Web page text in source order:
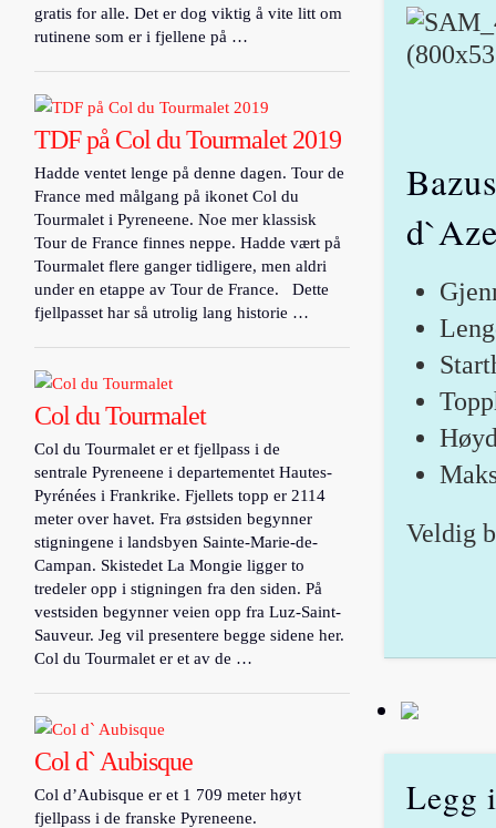
Veldig
Legg
gratis for alle. Det er dog viktig å vite litt om
rutinene som er i fjellene på …
TDF på Col du Tourmalet 2019
Hadde ventet lenge på denne dagen. Tour de
France med målgang på ikonet Col du
Tourmalet i Pyreneene. Noe mer klassisk
Tour de France finnes neppe. Hadde vært på
Tourmalet flere ganger tidligere, men aldri
under en etappe av Tour de France. Dette
fjellpasset har så utrolig lang historie …
Col du Tourmalet
Col du Tourmalet er et fjellpass i de
sentrale Pyreneene i departementet Hautes-
Pyrénées i Frankrike. Fjellets topp er 2114
meter over havet. Fra østsiden begynner
stigningene i landsbyen Sainte-Marie-de-
Campan. Skistedet La Mongie ligger to
tredeler opp i stigningen fra den siden. På
vestsiden begynner veien opp fra Luz-Saint-
Sauveur. Jeg vil presentere begge sidene her.
Col du Tourmalet er et av de …
Col d` Aubisque
Col d’Aubisque er et 1 709 meter høyt
fjellpass i de franske Pyreneene.